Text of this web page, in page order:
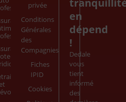
et
privée
Conditions
Générales
des
Compagnies
Fiches
IPID
Cookies
en
dépend
!
Dedale
vous
tient
informé
des